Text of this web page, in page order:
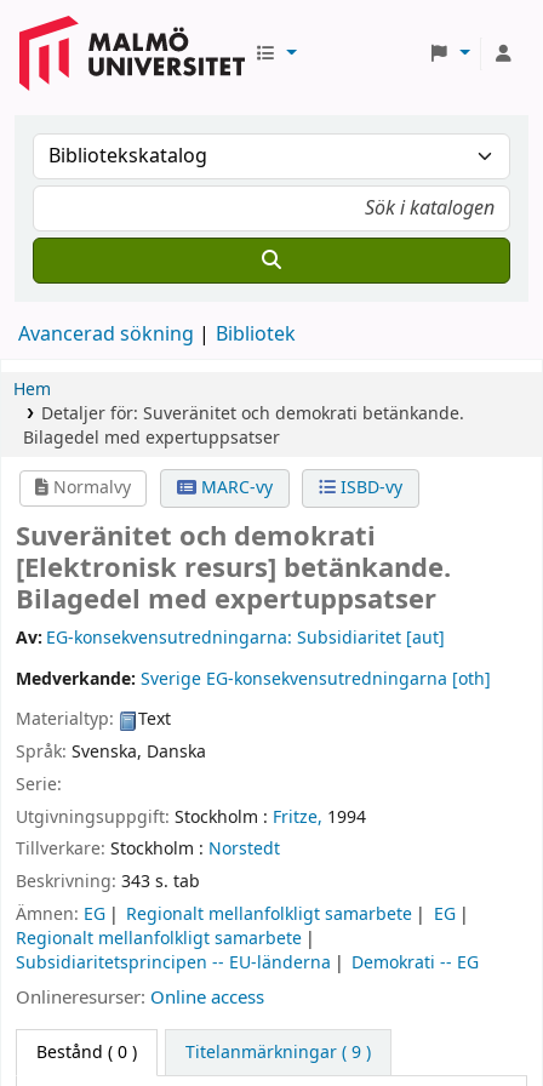
Avancerad sökning Bibliotek
Hem
Detaljer för: Suveränitet och demokrati betänkande.
Bilagedel med expertuppsatser
Normalvy
MARC-vy ISBD-vy
Suveränitet och demokrati
[Elektronisk resurs] betänkande.
Bilagedel med expertuppsatser
Av: EG-konsekvensutredningarna: Subsidiaritet [aut]
Medverkande: Sverige EG-konsekvensutredningarna [oth]
Materialtyp:
Text
Språk: Svenska, Danska
Serie:
Utgivningsuppgift: Stockholm : Fritze, 1994
Tillverkare: Stockholm : Norstedt
Beskrivning: 343 s. tab
Ämnen: EG Regionalt mellanfolkligt samarbete
EG
Regionalt mellanfolkligt samarbete
Subsidiaritetsprincipen -- EU-länderna
Demokrati -- EG
Onlineresurser: Online access
Bestånd ( 0 ) Titelanmärkningar ( 9 )